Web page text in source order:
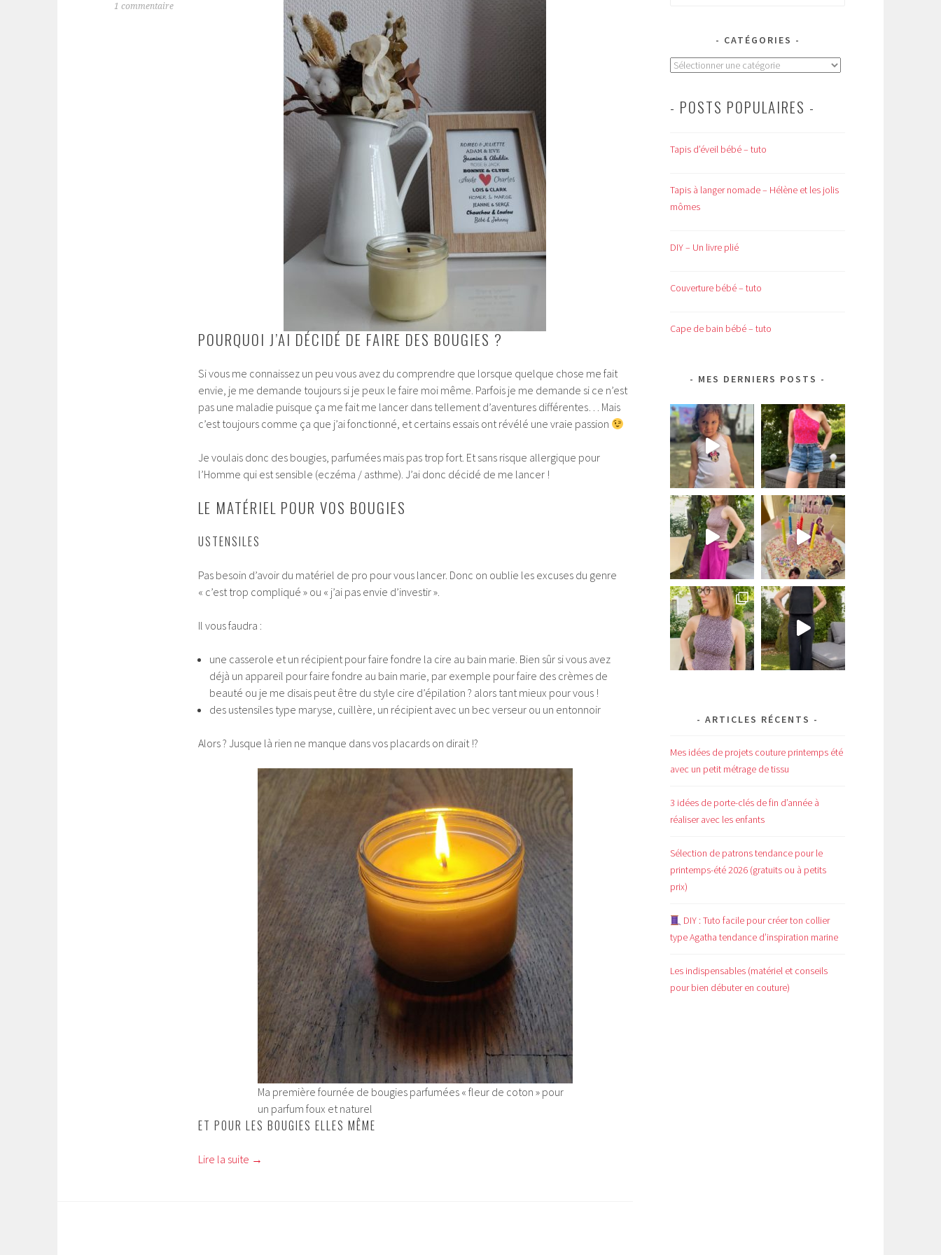
1 commentaire
POURQUOI J’AI DÉCIDÉ DE FAIRE DES BOUGIES ?
Si vous me connaissez un peu vous avez du comprendre que lorsque quelque chose me fait
envie, je me demande toujours si je peux le faire moi même. Parfois je me demande si ce n’est
pas une maladie puisque ça me fait me lancer dans tellement d’aventures différentes… Mais
c’est toujours comme ça que j’ai fonctionné, et certains essais ont révélé une vraie passion
Je voulais donc des bougies, parfumées mais pas trop fort. Et sans risque allergique pour
l’Homme qui est sensible (eczéma / asthme). J’ai donc décidé de me lancer !
LE MATÉRIEL POUR VOS BOUGIES
USTENSILES
Pas besoin d’avoir du matériel de pro pour vous lancer. Donc on oublie les excuses du genre
« c’est trop compliqué » ou « j’ai pas envie d’investir ».
Il vous faudra :
une casserole et un récipient pour faire fondre la cire au bain marie. Bien sûr si vous avez
déjà un appareil pour faire fondre au bain marie, par exemple pour faire des crèmes de
beauté ou je me disais peut être du style cire d’épilation ? alors tant mieux pour vous !
des ustensiles type maryse, cuillère, un récipient avec un bec verseur ou un entonnoir
Alors ? Jusque là rien ne manque dans vos placards on dirait !?
Ma première fournée de bougies parfumées « fleur de coton » pour
un parfum foux et naturel
ET POUR LES BOUGIES ELLES MÊME
Lire la suite →
CATÉGORIES
Catégories
- POSTS POPULAIRES -
Tapis d’éveil bébé – tuto
Tapis à langer nomade – Hélène et les jolis
mômes
DIY – Un livre plié
Couverture bébé – tuto
Cape de bain bébé – tuto
MES DERNIERS POSTS
ARTICLES RÉCENTS
Mes idées de projets couture printemps été
avec un petit métrage de tissu
3 idées de porte-clés de fin d’année à
réaliser avec les enfants
Sélection de patrons tendance pour le
printemps-été 2026 (gratuits ou à petits
prix)
DIY : Tuto facile pour créer ton collier
type Agatha tendance d’inspiration marine
Les indispensables (matériel et conseils
pour bien débuter en couture)